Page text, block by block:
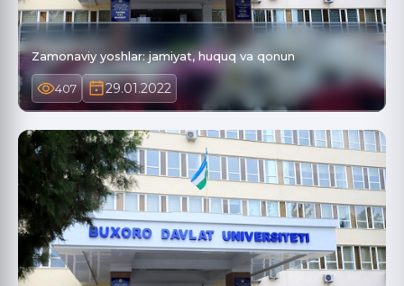
Zamonaviy yoshlar: jamiyat, huquq va qonun
407 29.01.2022